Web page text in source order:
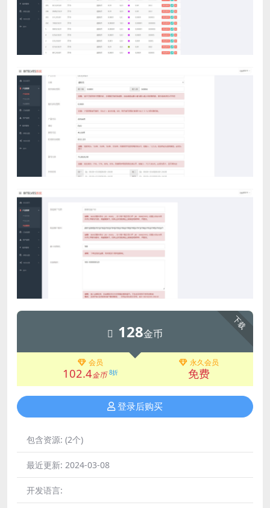
下载
128金币
会员
102.4金币 8折
永久会员
免费
登录后购买
包含资源: (2个)
最近更新: 2024-03-08
开发语言: